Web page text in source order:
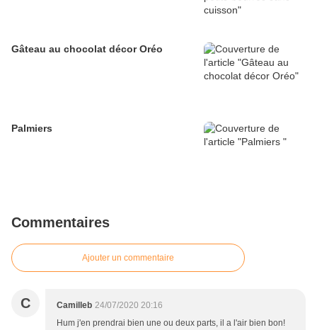
Gâteau au chocolat décor Oréo
Palmiers
Commentaires
Ajouter un commentaire
C Camilleb 24/07/2020 20:16
Hum j'en prendrai bien une ou deux parts, il a l'air bien bon!